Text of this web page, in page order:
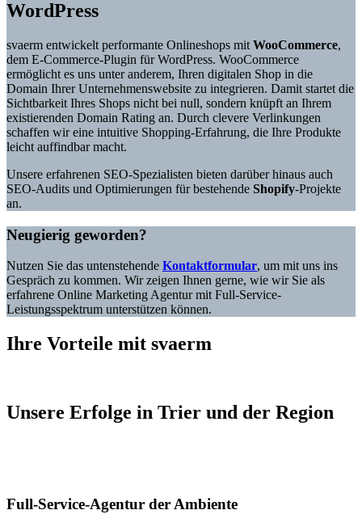
WordPress
svaerm entwickelt performante Onlineshops mit WooCommerce,
dem E-Commerce-Plugin für WordPress. WooCommerce
ermöglicht es uns unter anderem, Ihren digitalen Shop in die
Domain Ihrer Unternehmenswebsite zu integrieren. Damit startet die
Sichtbarkeit Ihres Shops nicht bei null, sondern knüpft an Ihrem
existierenden Domain Rating an. Durch clevere Verlinkungen
schaffen wir eine intuitive Shopping-Erfahrung, die Ihre Produkte
leicht auffindbar macht.
Unsere erfahrenen SEO-Spezialisten bieten darüber hinaus auch
SEO-Audits und Optimierungen für bestehende Shopify-Projekte
an.
Neugierig geworden?
Nutzen Sie das untenstehende Kontaktformular, um mit uns ins
Gespräch zu kommen. Wir zeigen Ihnen gerne, wie wir Sie als
erfahrene Online Marketing Agentur mit Full-Service-
Leistungsspektrum unterstützen können.
Ihre Vorteile mit svaerm
Unsere Erfolge in Trier und der Region
Full-Service-Agentur der Ambiente